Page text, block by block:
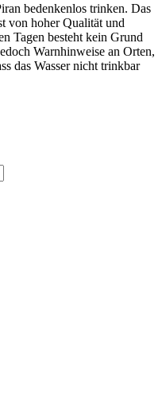
bedenkenlos trinken. Das
von hoher Qualität und
Tagen besteht kein Grund
Warnhinweise an Orten,
das Wasser nicht trinkbar